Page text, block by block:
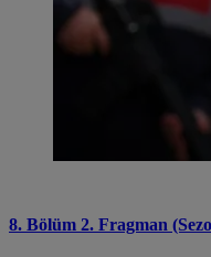
8. Bölüm 2. Fragman